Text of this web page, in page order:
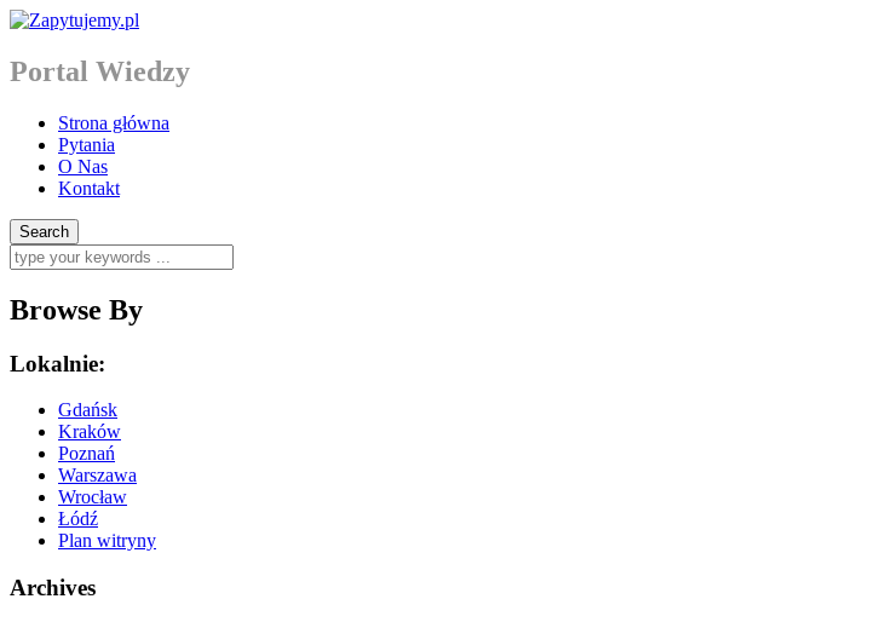
Portal Wiedzy
Strona główna
Pytania
O Nas
Kontakt
Browse By
Lokalnie:
Gdańsk
Kraków
Poznań
Warszawa
Wrocław
Łódź
Plan witryny
Archives